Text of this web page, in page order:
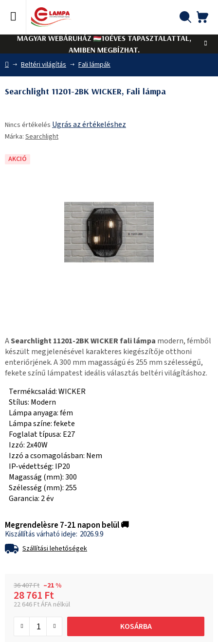
tartalomhoz
MAGYAR WEBÁRUHÁZ
10ÉVES TAPASZTALATTAL,
AMIBEN MEGBÍZHAT.
Kezdőlap
Beltéri világítás Fali lámpák
ASearchlight 11201-2BK WICKER fali lámpa modern, fémből
készült megjelenésével karakteres kiegészítője otthoni
enteriőrjének. A 300 mm magasságú és 255 mm szélességű,
fekete színű lámpatest ideális választás beltéri világításhoz.
Termékcsalád: WICKER
Stílus: Modern
Lámpa anyaga: fém
Lámpa színe: fekete
Foglalat típusa: E27
Izzó: 2x40W
Izzó a csomagolásban: Nem
IP-védettség: IP20
Magasság (mm): 300
Szélesség (mm): 255
Garancia: 2 év
Megrendelèsre 7-21 napon belül 🚚
2026.9.9
Szállítási lehetőségek
36 407 Ft –21 %
28 761 Ft
22 646 Ft ÁFA nélkül
KOSÁRBA
Searchlight 11201-2BK WICKER, Fali lámpa
termék
átlagos
5-
Nincs értékelés Ugrás az értékeléshez
Márka: Searchlight
AKCIÓ